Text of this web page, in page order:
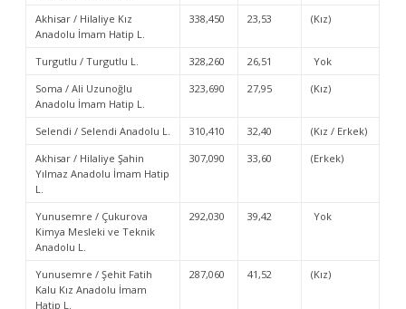
Akhisar / Hilaliye Kız
Anadolu İmam Hatip L.
338,450 23,53 (Kız)
Turgutlu / Turgutlu L. 328,260 26,51
Yok
Soma / Ali Uzunoğlu
Anadolu İmam Hatip L.
323,690 27,95 (Kız)
Selendi / Selendi Anadolu L. 310,410 32,40
(Kız / Erkek)
Akhisar / Hilaliye Şahin
Yılmaz Anadolu İmam Hatip
L.
307,090 33,60 (Erkek)
Yunusemre / Çukurova
Kimya Mesleki ve Teknik
Anadolu L.
292,030 39,42 Yok
Yunusemre / Şehit Fatih
Kalu Kız Anadolu İmam
Hatip L.
287,060 41,52 (Kız)